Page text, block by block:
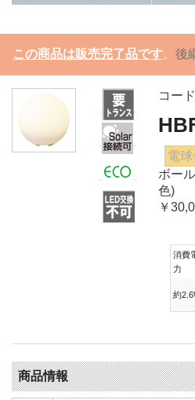
この商品は販売完了品です。 後
コー
電球
ボー
色)
￥
消費
力
約
商品情報